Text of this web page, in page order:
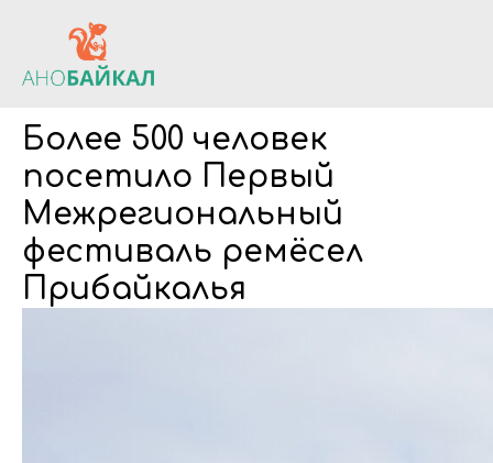
Более 500 человек
посетило Первый
Межрегиональный
фестиваль ремёсел
Прибайкалья